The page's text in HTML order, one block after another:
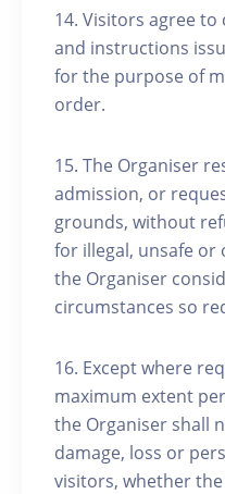
14. Visitors agree
and instructions
for the purpose of
order.
15. The Organiser
admission, or
grounds, without
for illegal, unsafe or
the Organiser
circumstances so
16. Except where
maximum extent
the Organiser shall
damage, loss or
visitors, whether